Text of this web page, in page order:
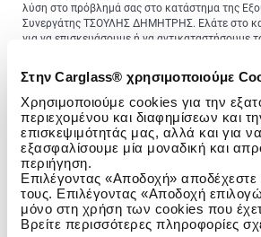
Στην Carglass® χρησιμοποιούμε
Χρησιμοποιούμε cookies για την
περιεχομένου και διαφημίσεων και
επισκεψιμότητάς μας, αλλά και για
εξασφαλίσουμε μία μοναδική και
περιήγηση.
Επιλέγοντας «Αποδοχή» αποδέχεστε
τους. Επιλέγοντας «Αποδοχή
μόνο στη χρήση των cookies που
Βρείτε περισσότερες πληροφορίες
λύση στο πρόβλημά σας στο κατάστημα της
Συνεργάτης ΤΣΟΥΛΗΣ ΔΗΜΗΤΡΗΣ. Ελάτε στο
για να επισκευάσουμε ή να αντικαταστήσουμε
Ζημιά στο παρμπρίζ; Η Carglass®
Συνεργάτης ΤΣΟΥΛΗΣ ΔΗΜΗΤΡΗΣ
αντικαθιστά παρμπρίζ
Οποιαδήποτε ζημιά κρυστάλλου ανεξάρτητα
κρυστάλλου, το μοντέλο ή τη μάρκα του
επισκευαστεί ή να αντικατασταθεί. Χρειάζεται
επισκευή ή αντικατάσταση; Κλείστε ένα
Εξουσιοδοτημένος Συνεργάτης ΤΣΟΥΛΗΣ